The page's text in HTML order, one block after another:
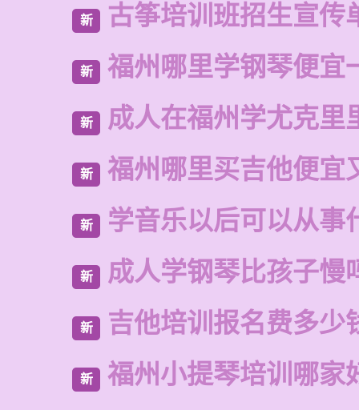
新 古筝培训班招生宣传
新 福州哪里学钢琴便宜
新 成人在福州学尤克里
新 福州哪里买吉他便宜
新 学音乐以后可以从事
新 成人学钢琴比孩子慢
新 吉他培训报名费多少
新 福州小提琴培训哪家